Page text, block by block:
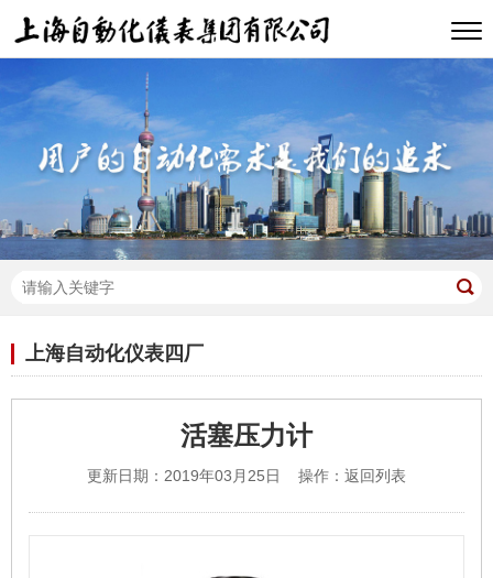
上海自动化仪表四厂
活塞压力计
更新日期：2019年03月25日 操作： 返回列表